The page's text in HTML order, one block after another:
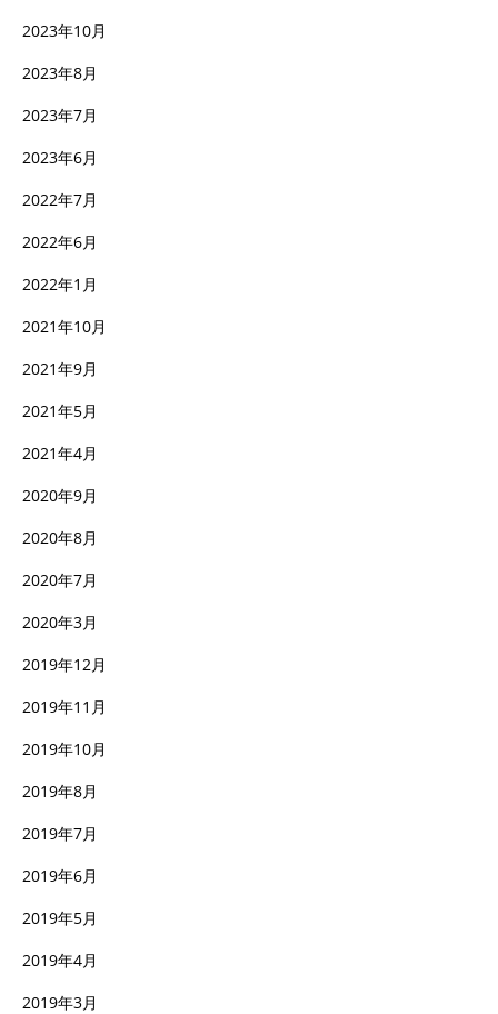
2023年10月
2023年8月
2023年7月
2023年6月
2022年7月
2022年6月
2022年1月
2021年10月
2021年9月
2021年5月
2021年4月
2020年9月
2020年8月
2020年7月
2020年3月
2019年12月
2019年11月
2019年10月
2019年8月
2019年7月
2019年6月
2019年5月
2019年4月
2019年3月